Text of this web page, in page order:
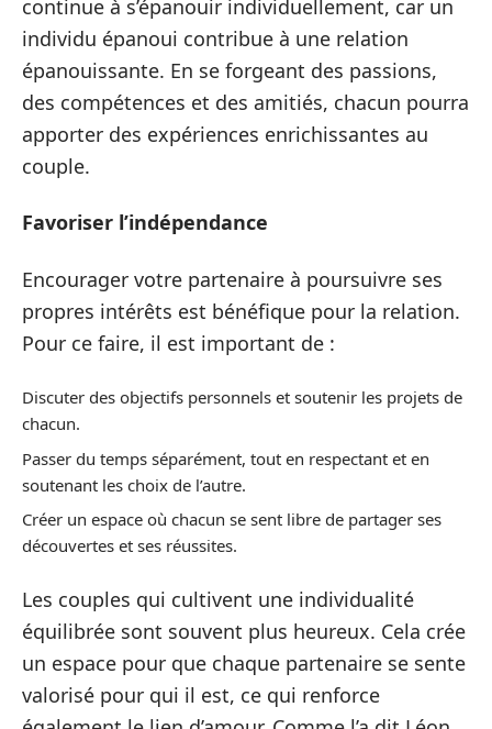
continue à s’épanouir individuellement, car un
individu épanoui contribue à une relation
épanouissante. En se forgeant des passions,
des compétences et des amitiés, chacun pourra
apporter des expériences enrichissantes au
couple.
Favoriser l’indépendance
Encourager votre partenaire à poursuivre ses
propres intérêts est bénéfique pour la relation.
Pour ce faire, il est important de :
Discuter des objectifs personnels et soutenir les projets de
chacun.
Passer du temps séparément, tout en respectant et en
soutenant les choix de l’autre.
Créer un espace où chacun se sent libre de partager ses
découvertes et ses réussites.
Les couples qui cultivent une individualité
équilibrée sont souvent plus heureux. Cela crée
un espace pour que chaque partenaire se sente
valorisé pour qui il est, ce qui renforce